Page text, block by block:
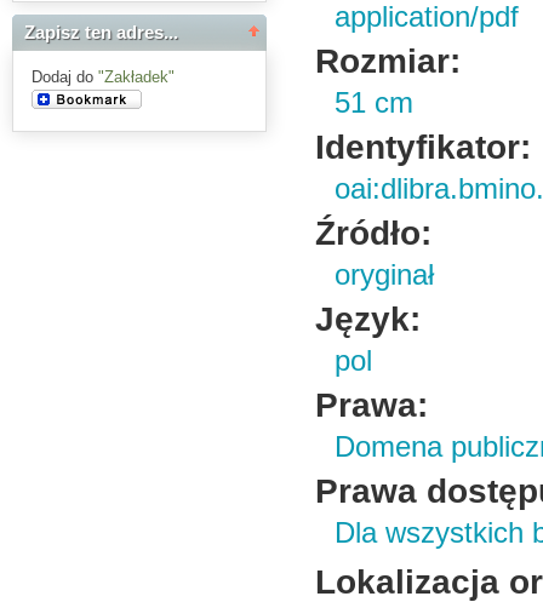
Zapisz ten adres...
Dodaj do "Zakładek"
application/pdf
Rozmiar:
51 cm
Identyfikator:
Źródło:
oryginał
Język:
pol
Prawa:
Domena
Prawa
Dla wszystkich
Lokalizacja